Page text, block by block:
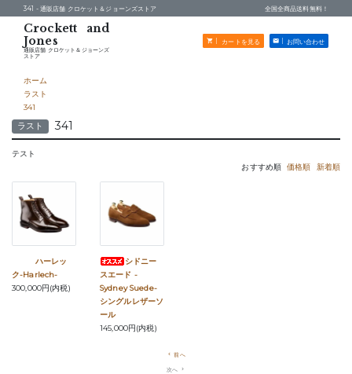
通販店舗 クロケット＆ジョーンズ
ストア
カートを見る お問い合わせ
341 - 通販店舗 クロケット＆ジョーンズストア 全国全商品送料無料！
ホーム
ラスト
341
ラスト 341
テスト
おすすめ順
価格順 新着順
ハーレッ
ク-Harlech-
300,000円(内税)
シドニー
スエード -
Sydney Suede-
シングルレザーソ
ール
145,000円(内税)
navigate_before 前へ
次へ navigate_next